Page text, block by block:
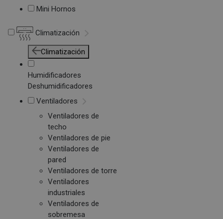
Mini Hornos
Climatización
Climatización
Humidificadores
Deshumidificadores
Ventiladores
Ventiladores de
techo
Ventiladores de pie
Ventiladores de
pared
Ventiladores de torre
Ventiladores
industriales
Ventiladores de
sobremesa